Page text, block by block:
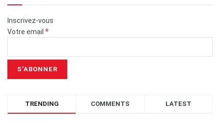
Inscrivez-vous
Votre email *
TRENDING COMMENTS LATEST